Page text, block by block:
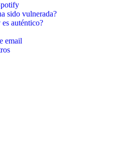
sido vulnerada?
auténtico?
email